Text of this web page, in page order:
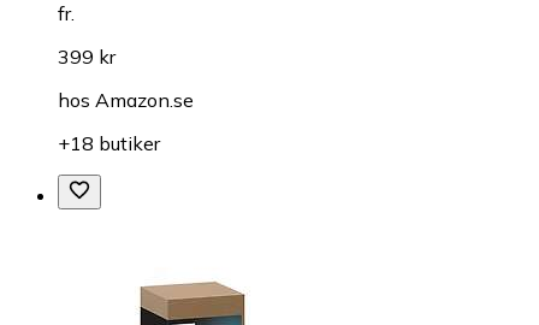
fr.
399 kr
hos Amazon.se
+18 butiker